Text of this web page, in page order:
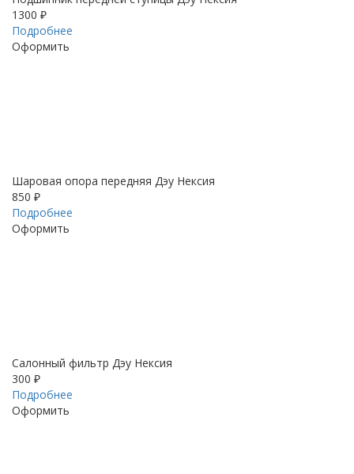
1300 ₽
Подробнее
Оформить
Шаровая опора передняя Дэу Нексия
850 ₽
Подробнее
Оформить
Салонный фильтр Дэу Нексия
300 ₽
Подробнее
Оформить